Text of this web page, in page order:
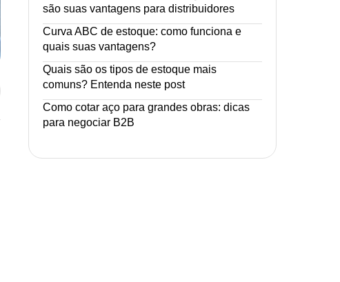
são suas vantagens para distribuidores
Curva ABC de estoque: como funciona e
quais suas vantagens?
Quais são os tipos de estoque mais
comuns? Entenda neste post
Como cotar aço para grandes obras: dicas
para negociar B2B